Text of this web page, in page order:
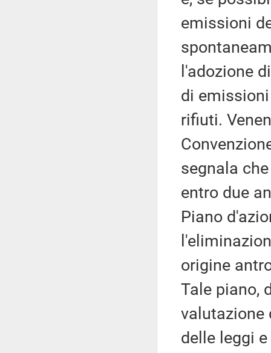
emissioni
l'adozione
di
rifiuti.
segnala
entro due
Piano
origine
Tale piano,
valutazione
delle leggi